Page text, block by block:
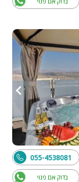
בדוק אם פנוי
055-4538081